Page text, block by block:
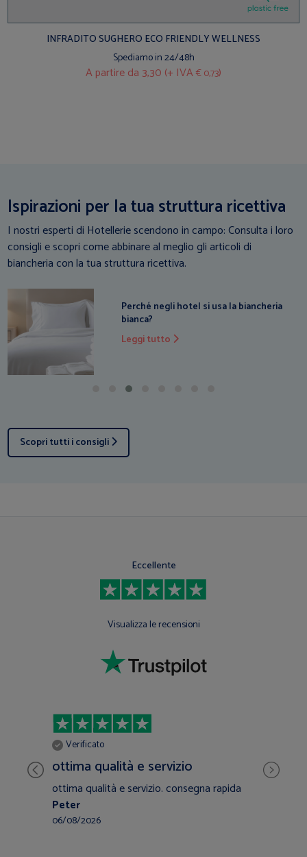
INFRADITO SUGHERO ECO FRIENDLY WELLNESS
Spediamo in 24/48h
A partire da 3,30 (+ IVA€ 0,73)
Ispirazioni per la tua struttura ricettiva
I nostri esperti di Hotellerie scendono in campo: Consulta i loro
consigli e scopri come abbinare al meglio gli articoli di
biancheria con la tua struttura ricettiva.
Biancheria per hotel e B&B: come
risparmiare e semplificare la gestione
Leggi tutto
Scopri tutti i consigli
Eccellente
Visualizza le recensioni
Verificato
ottima qualità e servizio
ottima qualità e servizio. consegna rapida
Peter
06/08/2026